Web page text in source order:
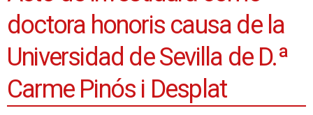
doctora honoris causa de la
Universidad de Sevilla de D.ª
Carme Pinós i Desplat